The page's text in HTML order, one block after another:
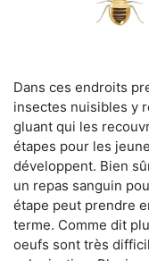
Dans ces endroits
insectes nuisibles y
gluant qui les
étapes pour les
développent. Bien
un repas sanguin
étape peut prendre
terme. Comme dit
oeufs sont très